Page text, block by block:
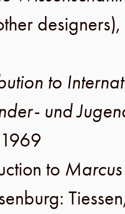
designers),
to
und
1969
to
: Tiessen